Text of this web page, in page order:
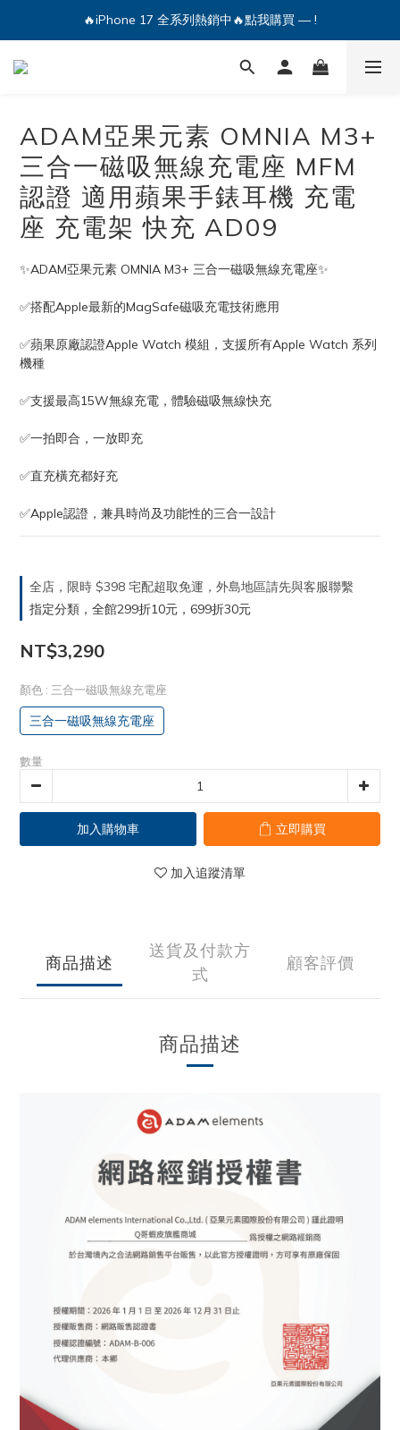
🔥iPhone 17 全系列熱銷中🔥點我購買 — !
💕加入Q哥 Line 新好友領優惠券！🎫
🔥iPhone 17 全系列熱銷中🔥點我購買 — !
ADAM亞果元素 OMNIA M3+
三合一磁吸無線充電座 MFM
認證 適用蘋果手錶耳機 充電
座 充電架 快充 AD09
✨ADAM亞果元素 OMNIA M3+ 三合一磁吸無線充電座✨
✅搭配Apple最新的MagSafe磁吸充電技術應用
✅蘋果原廠認證Apple Watch 模組，支援所有Apple Watch 系列
機種
✅支援最高15W無線充電，體驗磁吸無線快充
✅一拍即合，一放即充
✅直充橫充都好充
✅Apple認證，兼具時尚及功能性的三合一設計
全店，限時 $398 宅配超取免運，外島地區請先與客服聯繫
指定分類，全館299折10元，699折30元
NT$3,290
顏色 : 三合一磁吸無線充電座
三合一磁吸無線充電座
數量
加入購物車 立即購買
加入追蹤清單
商品描述
送貨及付款方
式
顧客評價
商品描述